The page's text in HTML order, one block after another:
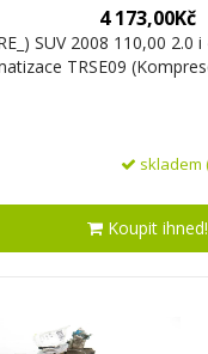
4 173,00Kč
SUV 2008 110,00 2.0
TRSE09
skladem
Koupit ihned!